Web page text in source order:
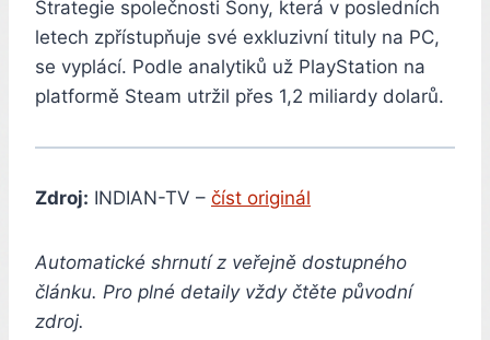
Strategie společnosti Sony, která v posledních
letech zpřístupňuje své exkluzivní tituly na PC,
se vyplácí. Podle analytiků už PlayStation na
platformě Steam utržil přes 1,2 miliardy dolarů.
Zdroj: INDIAN-TV – číst originál
Automatické shrnutí z veřejně dostupného
článku. Pro plné detaily vždy čtěte původní
zdroj.